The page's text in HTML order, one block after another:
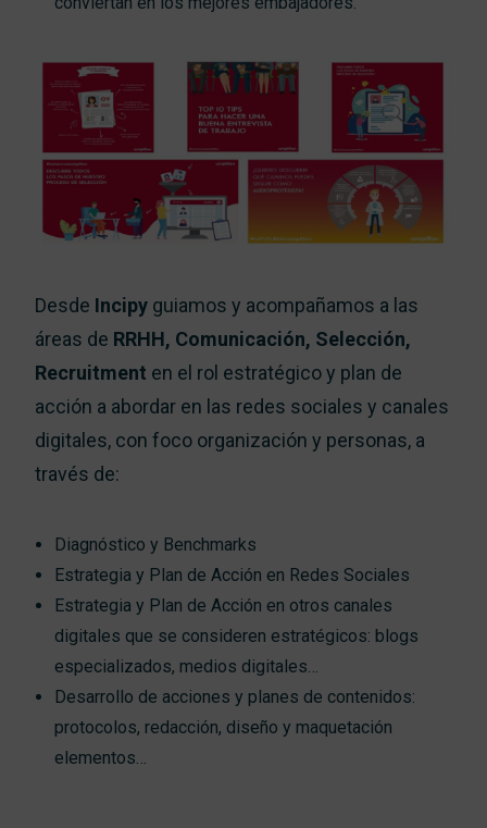
Desde Incipy guiamos y acompañamos a las
áreas de RRHH, Comunicación, Selección,
Recruitment en el rol estratégico y plan de
acción a abordar en las redes sociales y canales
digitales, con foco organización y personas, a
través de:
Diagnóstico y Benchmarks
Estrategia y Plan de Acción en Redes Sociales
Estrategia y Plan de Acción en otros canales
digitales que se consideren estratégicos: blogs
especializados, medios digitales…
Desarrollo de acciones y planes de contenidos:
protocolos, redacción, diseño y maquetación
elementos…